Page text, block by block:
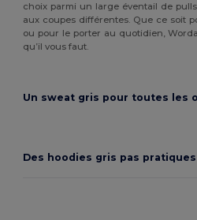
choix parmi un large éventail de
aux coupes différentes. Que ce soit
ou pour le porter au quotidien,
qu’il vous faut.
Un sweat gris pour toutes les
Des hoodies gris pas